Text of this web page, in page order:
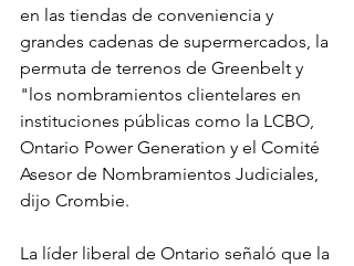
en las tiendas de conveniencia y
grandes cadenas de supermercados, la
permuta de terrenos de Greenbelt y
"los nombramientos clientelares en
instituciones públicas como la LCBO,
Ontario Power Generation y el Comité
Asesor de Nombramientos Judiciales,
dijo Crombie.
La líder liberal de Ontario señaló que la